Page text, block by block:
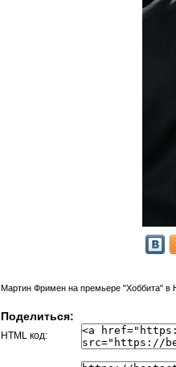
Мартин Фримен на премьере "Хоббита" в
Поделиться:
HTML код: